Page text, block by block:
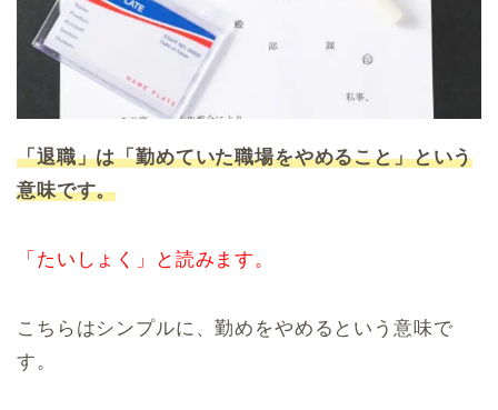
「退職」は「勤めていた職場をやめること」という
意味です。
「たいしょく」と読みます。
こちらはシンプルに、勤めをやめるという意味で
す。